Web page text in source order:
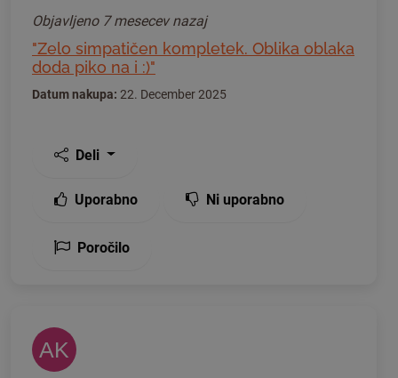
Objavljeno 7 mesecev nazaj
"Zelo simpatičen kompletek. Oblika oblaka
doda piko na i :)"
Datum nakupa: 22. December 2025
Deli
Uporabno Ni uporabno
Poročilo
AK